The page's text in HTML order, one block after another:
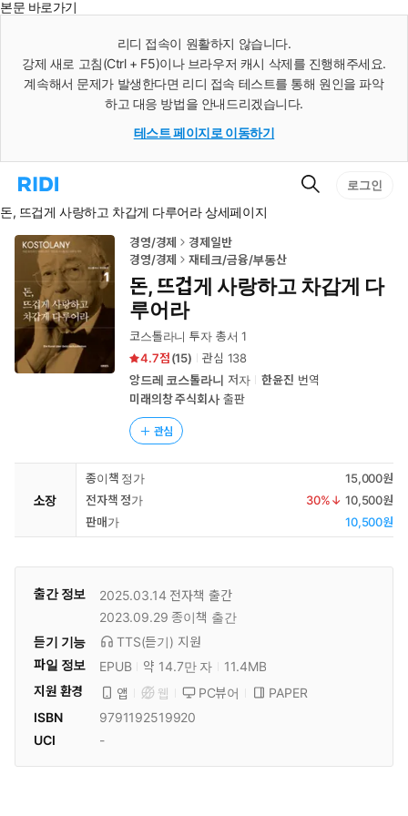
본문 바로가기
리디 접속이 원활하지 않습니다.
강제 새로 고침(Ctrl + F5)이나 브라우저 캐시 삭제를 진행해주세요.
계속해서 문제가 발생한다면 리디 접속 테스트를 통해 원인을 파악
하고 대응 방법을 안내드리겠습니다.
테스트 페이지로 이동하기
리
홈
로
이
검
로그인
돈, 뜨겁게 사랑하고 차갑게 다루어라 상세페이지
경영/경제
경제일반
경영/경제
재테크/금융/부동산
돈, 뜨겁게 사랑하고 차갑게 다
루어라
코스톨라니 투자 총서 1
4.7
(15) 관심 138
앙드레 코스톨라니 저자 한윤진 번역
미래의창 주식회사출판
관심
소장
종이책 정가
15,000원
전자책 정가
30%↓ 10,500원
판매가
10,500원
출간 정보 2025.03.14 전자책 출간
2023.09.29 종이책 출간
듣기 기능
TTS(듣기) 지원
파일 정보
EPUB 약 14.7만 자
11.4MB
지원 환경
앱 웹 PC뷰어
PAPER
ISBN
9791192519920
UCI
-